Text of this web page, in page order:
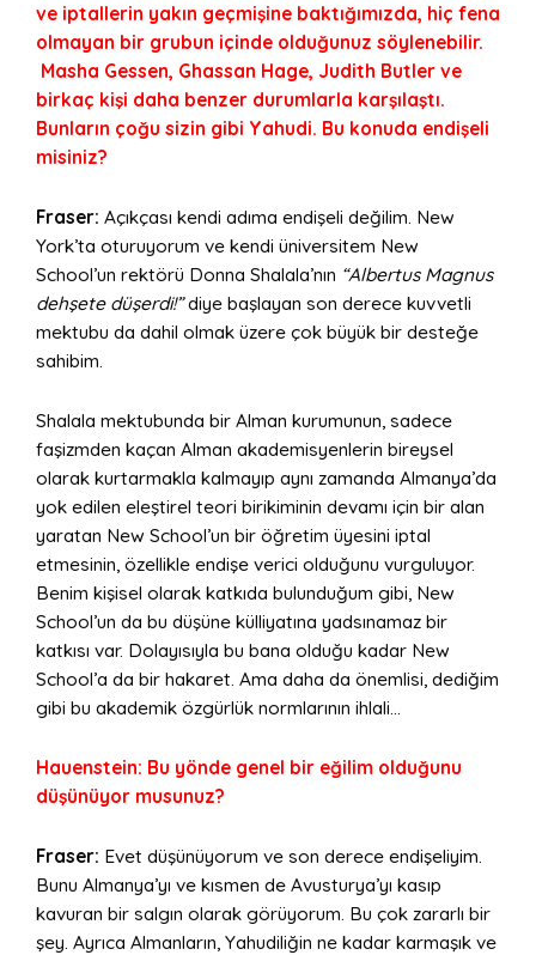
ve iptallerin yakın geçmişine baktığımızda, hiç fena
olmayan bir grubun içinde olduğunuz söylenebilir.
Masha Gessen, Ghassan Hage, Judith Butler ve
birkaç kişi daha benzer durumlarla karşılaştı.
Bunların çoğu sizin gibi Yahudi. Bu konuda endişeli
misiniz?
Fraser: Açıkçası kendi adıma endişeli değilim. New
York’ta oturuyorum ve kendi üniversitem New
School’un rektörü Donna Shalala’nın “Albertus Magnus
dehşete düşerdi!”diye başlayan son derece kuvvetli
mektubu da dahil olmak üzere çok büyük bir desteğe
sahibim.
Shalala mektubunda bir Alman kurumunun, sadece
faşizmden kaçan Alman akademisyenlerin bireysel
olarak kurtarmakla kalmayıp aynı zamanda Almanya’da
yok edilen eleştirel teori birikiminin devamı için bir alan
yaratan New School’un bir öğretim üyesini iptal
etmesinin, özellikle endişe verici olduğunu vurguluyor.
Benim kişisel olarak katkıda bulunduğum gibi, New
School’un da bu düşüne külliyatına yadsınamaz bir
katkısı var. Dolayısıyla bu bana olduğu kadar New
School’a da bir hakaret. Ama daha da önemlisi, dediğim
gibi bu akademik özgürlük normlarının ihlali…
Hauenstein: Bu yönde genel bir eğilim olduğunu
düşünüyor musunuz?
Fraser: Evet düşünüyorum ve son derece endişeliyim.
Bunu Almanya’yı ve kısmen de Avusturya’yı kasıp
kavuran bir salgın olarak görüyorum. Bu çok zararlı bir
şey. Ayrıca Almanların, Yahudiliğin ne kadar karmaşık ve